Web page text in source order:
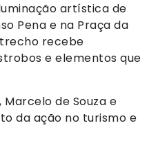
artística de
Pena e na Praça da
trecho recebe
e elementos que
Marcelo de Souza e
da ação no turismo e